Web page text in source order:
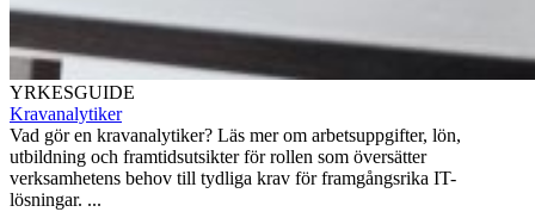
YRKESGUIDE
Kravanalytiker
Vad gör en kravanalytiker? Läs mer om arbetsuppgifter, lön,
utbildning och framtidsutsikter för rollen som översätter
verksamhetens behov till tydliga krav för framgångsrika IT-
lösningar. ...